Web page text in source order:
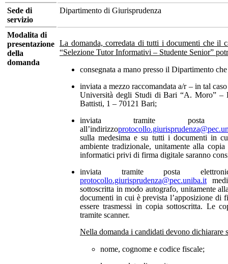
Sede di
servizio
Dipartimento di Giurisprudenza
Modalita di
presentazione
della
domanda
La domanda, corredata di tutti i documenti che il
“Selezione Tutor Informativi – Studente Senior”
consegnata a mano presso il Dipartimento
inviata a mezzo raccomandata a/r – in tal
Università degli Studi di Bari “A. Moro” –
Battisti, 1 – 70121 Bari;
inviata tramite posta
all’indirizzo
sulla medesima e su tutti i documenti in
ambiente tradizionale, unitamente alla
informatici privi di firma digitale saranno
inviata tramite posta
protocollo.giurisprudenza@pec.uniba.it
sottoscritta in modo autografo, unitamente
documenti in cui è prevista l’apposizione di
essere trasmessi in copia sottoscritta. Le
tramite scanner.
Nella domanda i candidati devono dichiarare
nome, cognome e codice fiscale;